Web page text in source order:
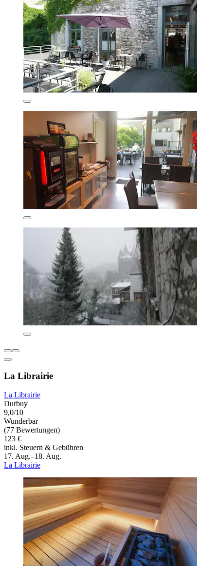
La Librairie
La Librairie
Durbuy
9,0/10
Wunderbar
(77 Bewertungen)
123 €
inkl. Steuern & Gebühren
17. Aug.–18. Aug.
La Librairie